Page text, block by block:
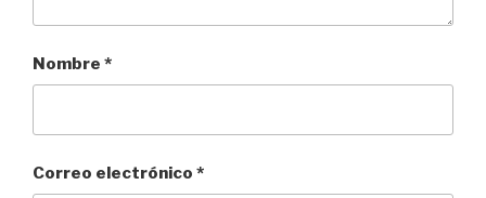
Nombre *
Correo electrónico *